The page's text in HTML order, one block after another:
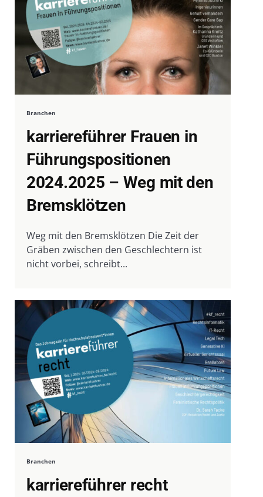
Branchen
karriereführer Frauen in
Führungspositionen
2024.2025 – Weg mit den
Bremsklötzen
Weg mit den Bremsklötzen Die Zeit der
Gräben zwischen den Geschlechtern ist
nicht vorbei, schreibt...
Branchen
karriereführer recht